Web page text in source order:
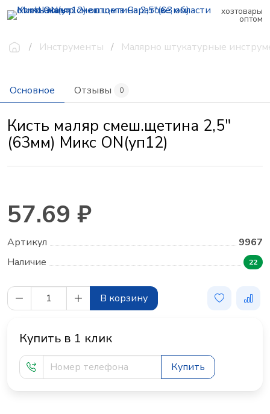
хозтовары
оптом
Инструменты Малярно штукатурные
Основное Отзывы 0
Кисть маляр смеш.щетина 2,5"
(63мм) Микс ON(уп12)
57.69 ₽
Артикул
9967
Наличие
22
В корзину
Купить в 1 клик
Купить